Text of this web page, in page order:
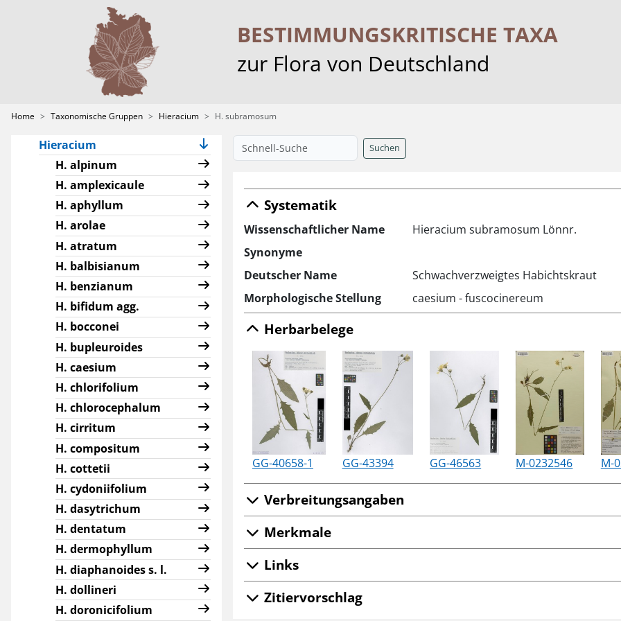
BESTIMMUNGS­KRITISCHE TAXA
zur Flora von Deutschland
Home Taxonomische Gruppen Hieracium H. subramosum
Projekt & Partner
Taxonomische Gruppen
Crataegus
Hieracium
H. alpinum
H. amplexicaule
H. aphyllum
H. arolae
H. atratum
H. balbisianum
H. benzianum
H. bifidum agg.
H. bocconei
H. bupleuroides
H. caesium
H. chlorifolium
H. chlorocephalum
H. cirritum
H. compositum
H. cottetii
H. cydoniifolium
H. dasytrichum
H. dentatum
H. dermophyllum
H. diaphanoides s. l.
H. dollineri
H. doronicifolium
Suchen
Systematik
Wissenschaftlicher Name
Hieracium subramosum Lönnr.
Synonyme
Deutscher Name
Schwachverzweigtes Habichtskraut
Morphologische Stellung
caesium - fuscocinereum
Herbarbelege
GG-40658-1 GG-43394 GG-46563 M-0232546 M-
Verbreitungsangaben
Merkmale
Links
Zitiervorschlag